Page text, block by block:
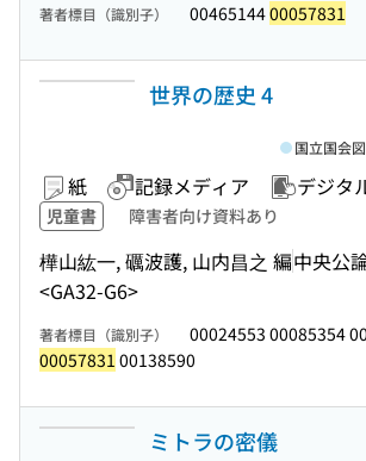
著者標目（識別子） 0046514400057831
世界の歴史 4
紙 記録メディア デジタ
児童書
障害者向け資料あり
樺山紘一, 礪波護, 山内昌之 編中央公
<GA32-G6>
国立国会
著者標目（識別子）
00024553 00085354
00057831 00138590
ミトラの密儀